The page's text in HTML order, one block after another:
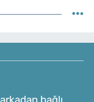
bağlı